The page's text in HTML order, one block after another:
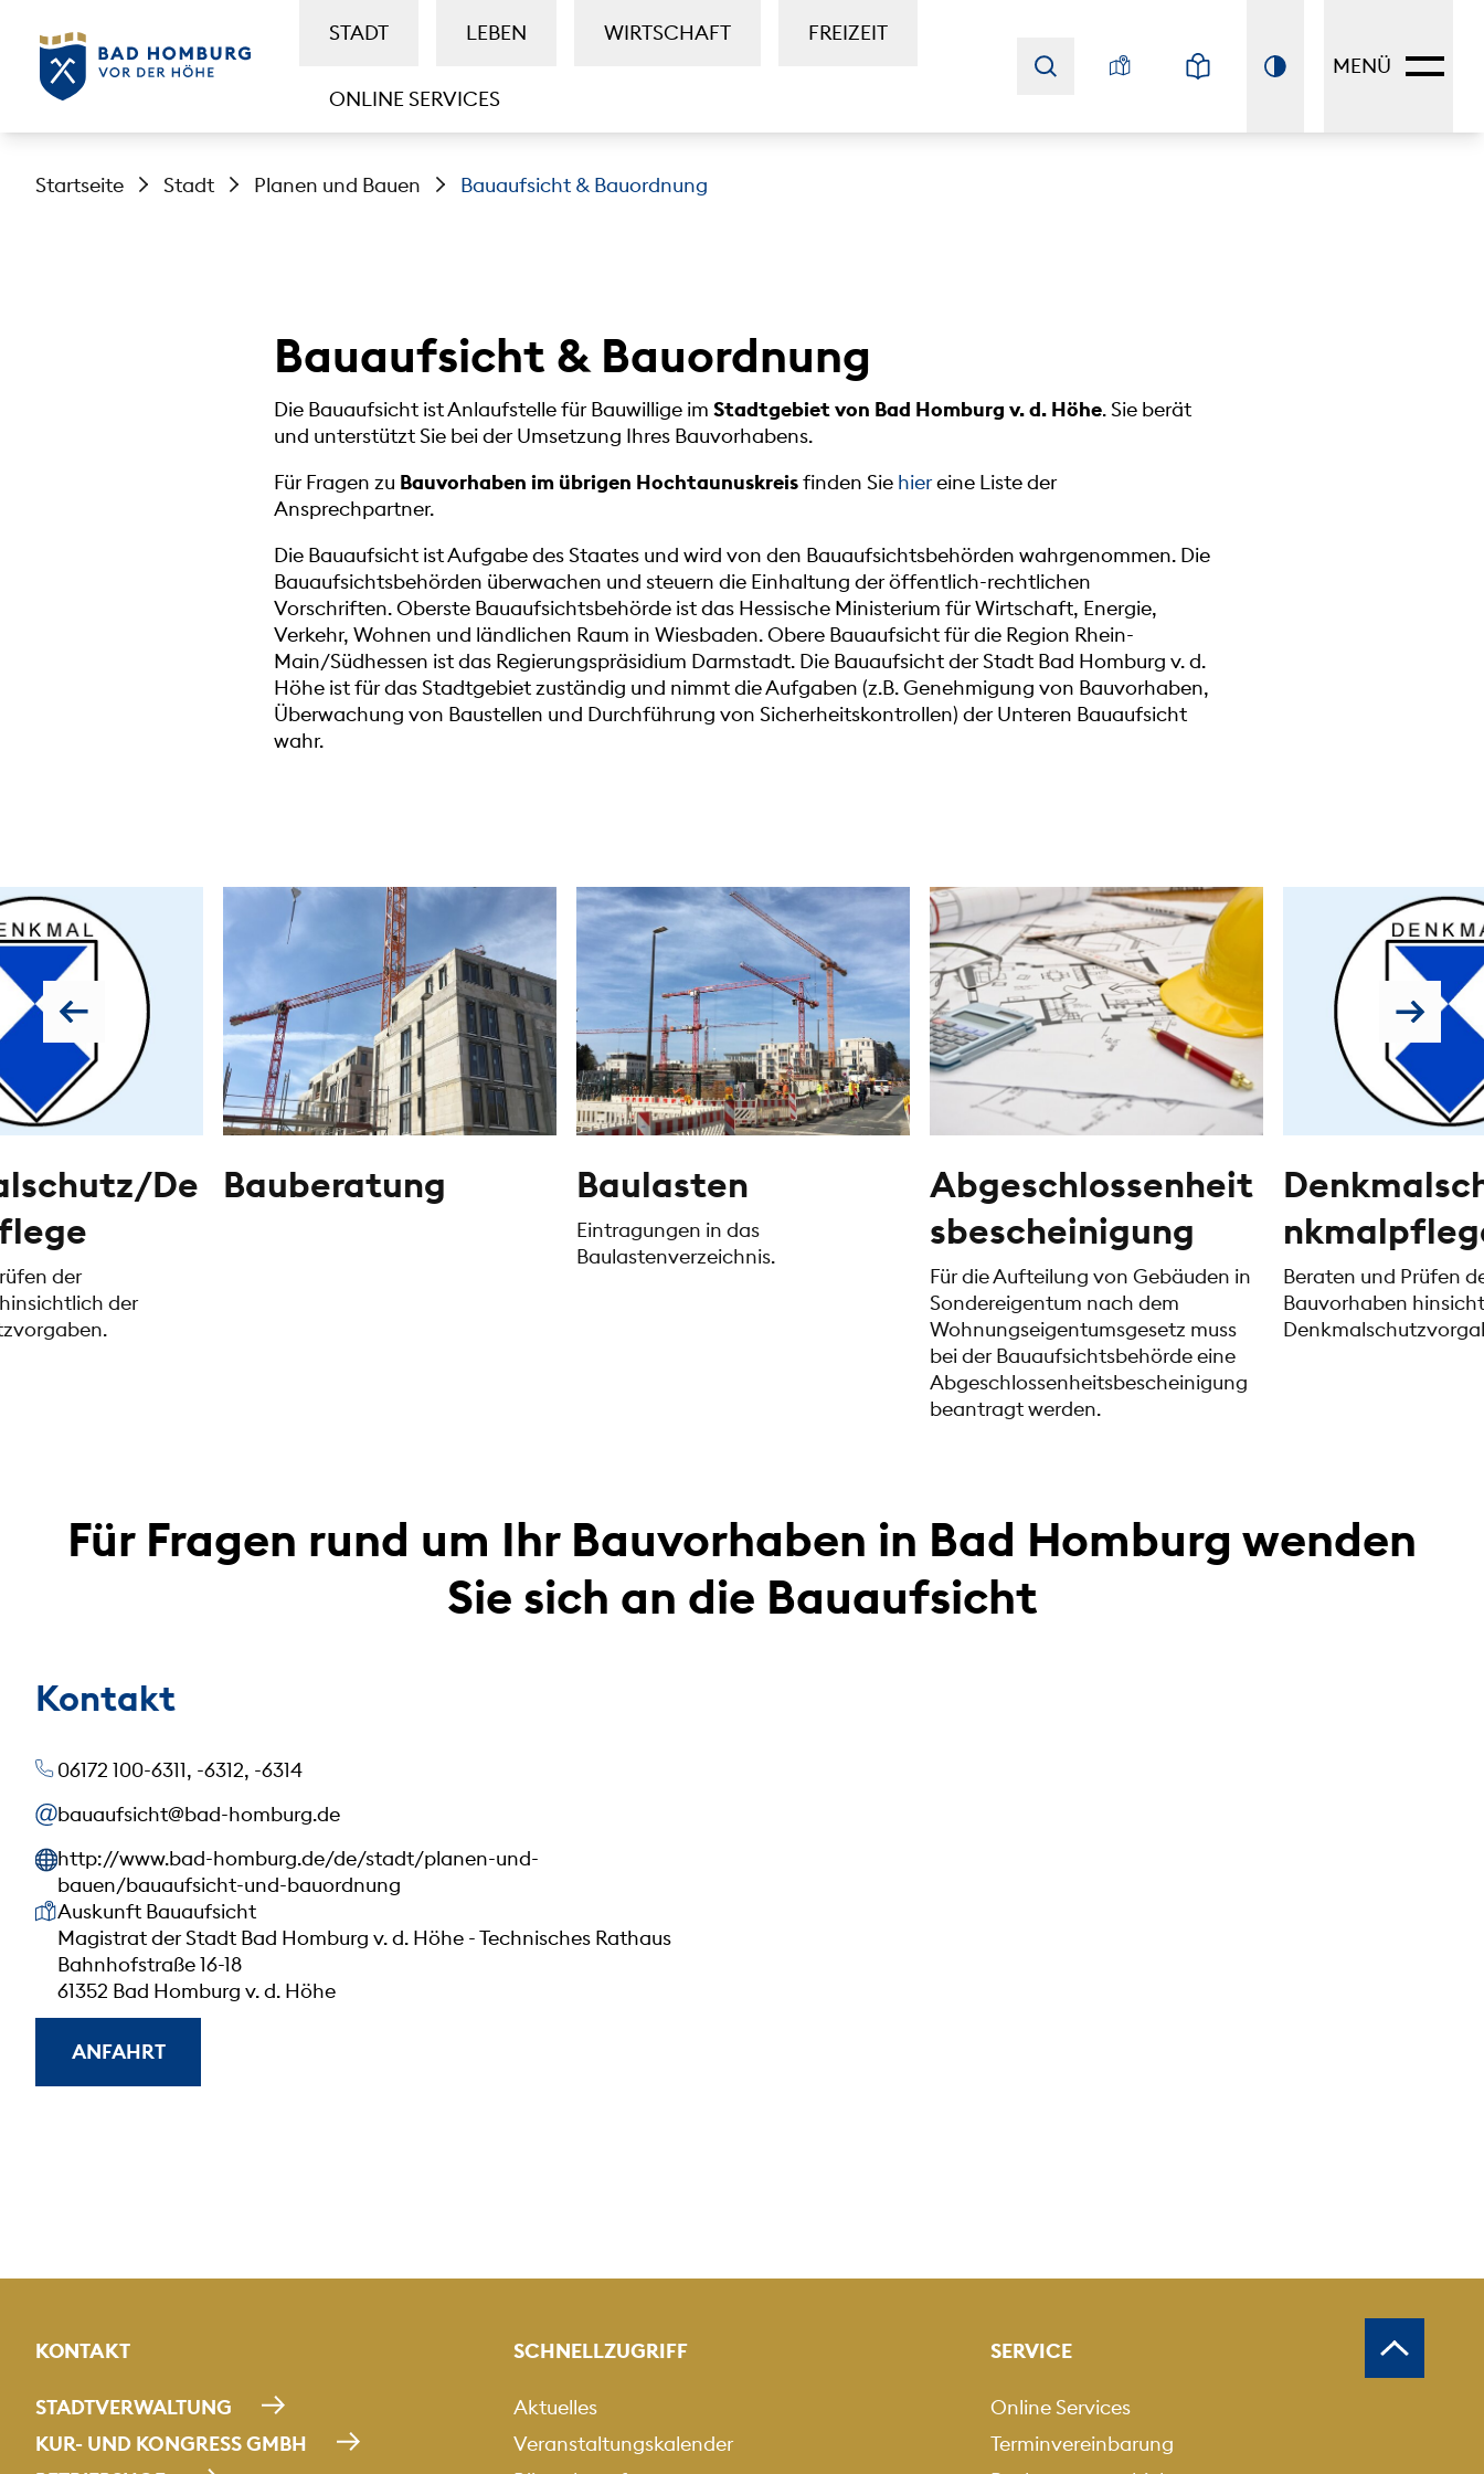
STADT LEBEN WIRTSCHAFT FREIZEIT
ONLINE SERVICES
MENÜ
Startseite Stadt Planen und Bauen Bauaufsicht & Bauordnung
Bauaufsicht & Bauordnung
Die Bauaufsicht ist Anlaufstelle für Bauwillige im Stadtgebiet von Bad Homburg v. d. Höhe. Sie berät
und unterstützt Sie bei der Umsetzung Ihres Bauvorhabens.
Für Fragen zu Bauvorhaben im übrigen Hochtaunuskreisfinden Sie hiereine Liste der
Ansprechpartner.
Die Bauaufsicht ist Aufgabe des Staates und wird von den Bauaufsichtsbehörden wahrgenommen. Die
Bauaufsichtsbehörden überwachen und steuern die Einhaltung der öffentlich-rechtlichen
Vorschriften. Oberste Bauaufsichtsbehörde ist das Hessische Ministerium für Wirtschaft, Energie,
Verkehr, Wohnen und ländlichen Raum in Wiesbaden. Obere Bauaufsicht für die Region Rhein-
Main/Südhessen ist das Regierungspräsidium Darmstadt. Die Bauaufsicht der Stadt Bad Homburg v. d.
Höhe ist für das Stadtgebiet zuständig und nimmt die Aufgaben (z.B. Genehmigung von Bauvorhaben,
Überwachung von Baustellen und Durchführung von Sicherheitskontrollen) der Unteren Bauaufsicht
wahr.
De
der
der
Bauberatung Baulasten
Eintragungen in das
Baulastenverzeichnis.
Abgeschlossenheit
sbescheinigung
Für die Aufteilung von Gebäuden in
Sondereigentum nach dem
Wohnungseigentumsgesetz muss
bei der Bauaufsichtsbehörde eine
Abgeschlossenheitsbescheinigung
beantragt werden.
Beraten und Prüfen
Bauvorhaben
Für Fragen rund um Ihr Bauvorhaben in Bad Homburg wenden
Sie sich an die Bauaufsicht
Kontakt
06172 100-6311, -6312, -6314
bauaufsicht@bad-homburg.de
http://www.bad-homburg.de/de/stadt/planen-und-
bauen/bauaufsicht-und-bauordnung
Unsere Anschrift
Auskunft Bauaufsicht
Magistrat der Stadt Bad Homburg v. d. Höhe - Technisches Rathaus
Bahnhofstraße 16-18
61352 Bad Homburg v. d. Höhe
ANFAHRT
KONTAKT
STADTVERWALTUNG
KUR- UND KONGRESS GMBH
SCHNELLZUGRIFF
Aktuelles
Veranstaltungskalender
SERVICE
Online Services
Terminvereinbarung